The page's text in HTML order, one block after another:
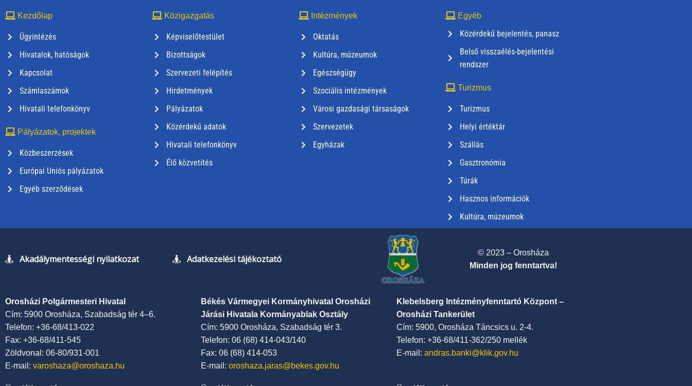
Kezdőlap
Ügyintézés
Hivatalok, hatóságok
Kapcsolat
Számlaszámok
Hivatali telefonkönyv
Pályázatok, projektek
Közbeszerzések
Európai Uniós pályázatok
Egyéb szerződések
Közigazgatás
Képviselőtestület
Bizottságok
Szervezeti felépítés
Hirdetmények
Pályázatok
Közérdekű adatok
Hivatali telefonkönyv
Élő közvetítés
Intézmények
Oktatás
Kultúra, múzeumok
Egészségügy
Szociális intézmények
Városi gazdasági társaságok
Szervezetek
Egyházak
Egyéb
Közérdekű bejelentés, panasz
Belső visszaélés-bejelentési
rendszer
Turizmus
Turizmus
Helyi értéktár
Szállás
Gasztronómia
Túrák
Hasznos információk
Kultúra, múzeumok
Akadálymentességi nyilatkozat Adatkezelési tájékoztató
© 2023 – Orosháza
Minden jog fenntartva!
Orosházi Polgármesteri Hivatal
Cím: 5900 Orosháza, Szabadság tér 4–6.
Telefon: +36-68/413-022
Fax: +36-68/411-545
Zöldvonal: 06-80/931-001
E-mail: varoshaza@oroshaza.hu
Békés Vármegyei Kormányhivatal Orosházi
Járási Hivatala Kormányablak Osztály
Cím: 5900 Orosháza, Szabadság tér 3.
Telefon: 06 (68) 414-043/140
Fax: 06 (68) 414-053
E-mail: oroshaza.jaras@bekes.gov.hu
Klebelsberg Intézményfenntartó Központ –
Orosházi Tankerület
Cím: 5900, Orosháza Táncsics u. 2-4.
Telefon: +36-68/411-362/250 mellék
E-mail: andras.banki@klik.gov.hu